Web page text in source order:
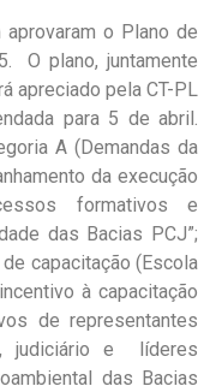
o Plano de
O plano, juntamente
apreciado pela CT-PL
para 5 de abril.
A (Demandas da
da execução
formativos e
das Bacias PCJ”;
capacitação (Escola
à capacitação
de representantes
judiciário e líderes
das Bacias